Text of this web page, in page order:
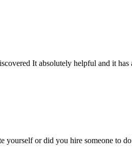
It absolutely helpful and it
or did you hire someone to